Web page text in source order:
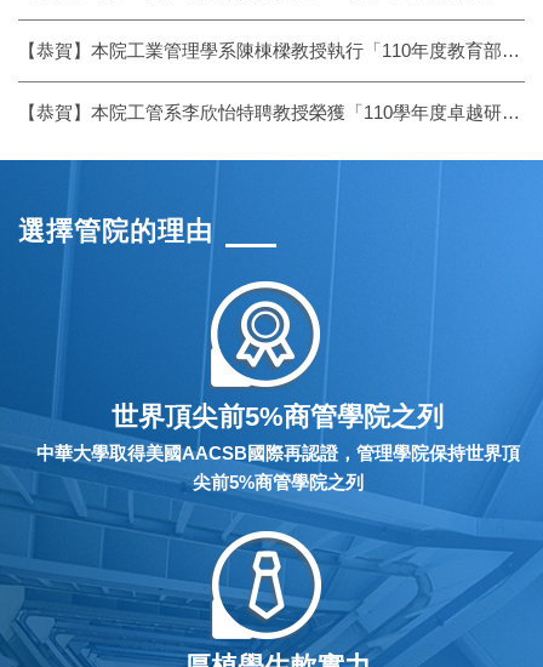
【恭賀】本院工業管理學系陳棟樑教授執行「110年度教育部教學實踐研究計畫」獲選為「績優計畫」
【恭賀】本院工管系李欣怡特聘教授榮獲「110學年度卓越研究獎」
選擇管院的理由
世界頂尖前5%商管學院之列
中華大學取得美國AACSB國際再認證，管理學院保持世界頂
尖前5%商管學院之列